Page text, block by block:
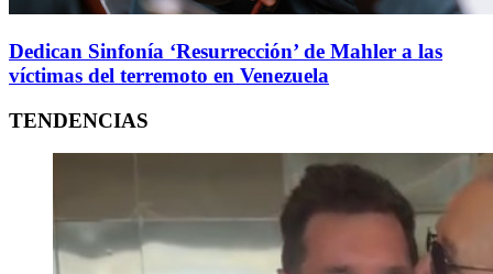
Dedican Sinfonía ‘Resurrección’ de Mahler a las
víctimas del terremoto en Venezuela
TENDENCIAS